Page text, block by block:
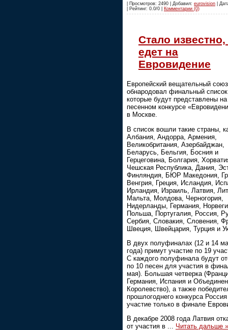
| Просмотров: 2490 | Добавил: eurovision |
| Рейтинг: 0.0/0 | Комментарии (0)
Стало известно,
едет на
Евровидение
Европейский вещательный союз
обнародовал финальный
которые будут представлены
песенном конкурсе
в Москве.
В список вошли такие страны,
Албания, Андорра, Армения,
Великобритания, Азербайджан,
Беларусь, Бельгия, Босния и
Герцеговина, Болгария,
Чешская Республика, Дания,
Финляндия, БЮР Македония,
Венгрия, Греция, Исландия,
Ирландия, Израиль, Латвия,
Мальта, Молдова, Черногория,
Нидерланды, Германия,
Польша, Португалия, Россия,
Сербия, Словакия, Словения,
Швеция, Швейцария, Турция и
В двух полуфиналах (12 и 14
года) примут участие по 19
С каждого полуфинала будут
по 10 песен для участия в
мая). Большая четверка
Германия, Испания и
Королевство), а также
прошлогоднего конкурса
участие только в финале
В декабре 2008 года Латвия
от участия в ... Читать дальше »